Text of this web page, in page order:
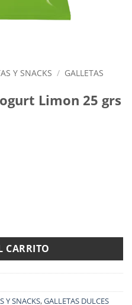
Y SNACKS / GALLETAS
Limon 25 grs
grs - MIZOS cantidad
CARRITO
Y SNACKS,GALLETAS DULCES